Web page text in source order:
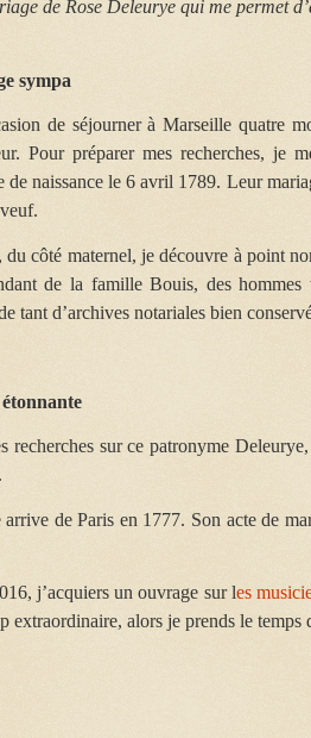
de Rose Deleurye qui me permet
sympa
de séjourner à Marseille quatre
Pour préparer mes recherches, je
de naissance le 6 avril 1789. Leur
côté maternel, je découvre à point
de la famille Bouis, des
tant d’archives notariales bien
recherches sur ce patronyme
de Paris en 1777. Son acte de
j’acquiers un ouvrage sur les
extraordinaire, alors je prends le